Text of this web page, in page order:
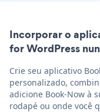
Incorporar o
for WordPress
Crie seu aplicativo
personalizado,
adicione Book-Now à
rodapé ou onde você